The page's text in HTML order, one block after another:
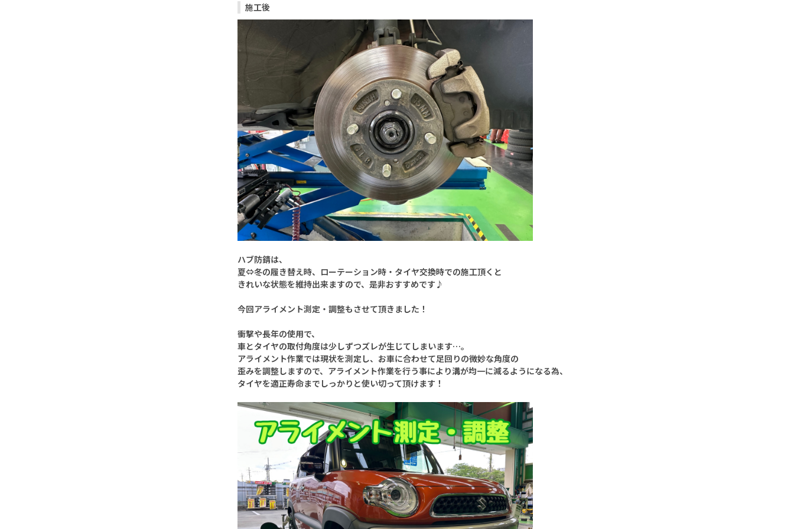
施工後
ハブ防錆は、
夏⇔冬の履き替え時、ローテーション時・タイヤ交換時での施工頂くと
きれいな状態を維持出来ますので、是非おすすめです♪
今回アライメント測定・調整もさせて頂きました！
衝撃や長年の使用で、
車とタイヤの取付角度は少しずつズレが生じてしまいます…。
アライメント作業では現状を測定し、お車に合わせて足回りの微妙な角度の
歪みを調整しますので、アライメント作業を行う事により溝が均一に減るようになる為、
タイヤを適正寿命までしっかりと使い切って頂けます！